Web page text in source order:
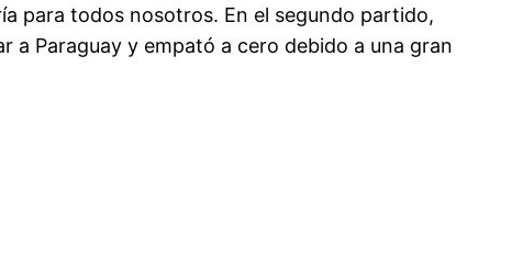
para todos nosotros. En el segundo partido,
a Paraguay y empató a cero debido a una gran